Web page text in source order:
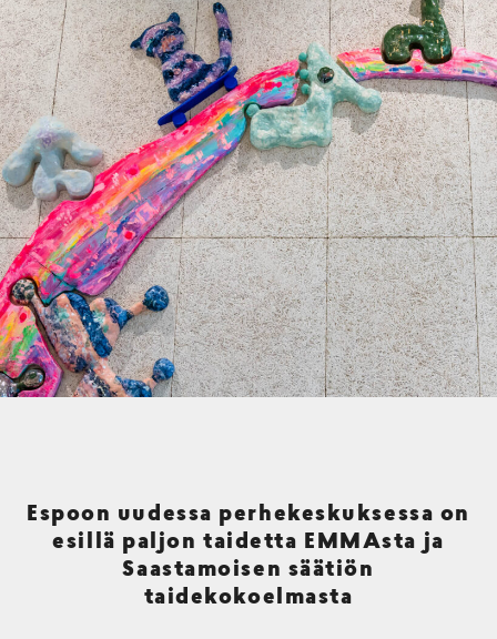
Espoon uudessa perhekeskuksessa on
esillä paljon taidetta EMMAsta ja
Saastamoisen säätiön
taidekokoelmasta